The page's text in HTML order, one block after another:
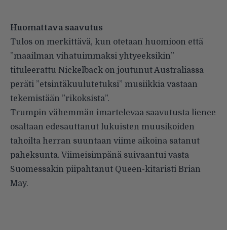
Huomattava saavutus
Tulos on merkittävä, kun otetaan huomioon että
”maailman vihatuimmaksi yhtyeeksikin”
tituleerattu Nickelback on joutunut Australiassa
peräti ”etsintäkuulutetuksi” musiikkia vastaan
tekemistään ”rikoksista”.
Trumpin vähemmän imartelevaa saavutusta lienee
osaltaan edesauttanut lukuisten muusikoiden
tahoilta herran suuntaan viime aikoina satanut
paheksunta. Viimeisimpänä suivaantui vasta
Suomessakin piipahtanut Queen-kitaristi Brian
May.